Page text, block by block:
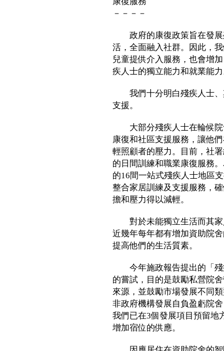
－－－－
政府的康復政策旨在發展
活，全面融入社群。因此，
兒童提供介入服務，也會增
疾人士的獨立能力和就業能
我們十分明白殘疾人士、
支援。
大部分殘疾人士在輪候院
康復和社區支援服務，讓他
輕照顧者的壓力。目前，社
的日間訓練和職業康復服務
的16間一站式殘疾人士地區
整合家居訓練及支援服務，
擔和壓力得以減輕。
對於未能獨立生活而其家
近幾年每年都有增加資助院
提高他們的生活質素。
今年施政報告提出的「殘
的嘗試，目的是鼓勵私營院
來源，並鼓勵市場發展不同
非政府機構發展自負盈虧院
我們已在3個發展項目預留地
增加宿位的供應。